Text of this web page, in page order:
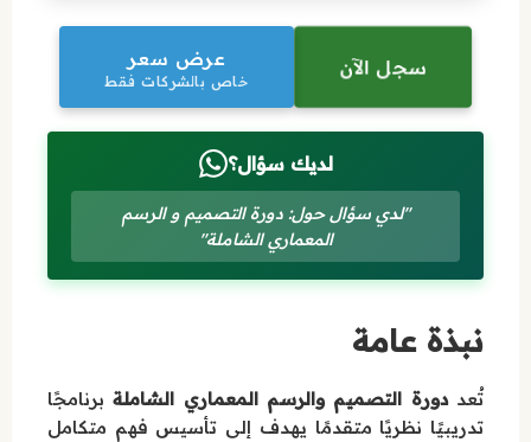
سجل الآن عرض سعر
خاص بالشركات فقط
لديك سؤال؟
"لدي سؤال حول: دورة التصميم و الرسم
المعماري الشاملة"
نبذة عامة
تُعددورة التصميم والرسم المعماري الشاملةبرنامجًا
تدريبيًا نظريًا متقدمًا يهدف إلى تأسيس فهم متكامل